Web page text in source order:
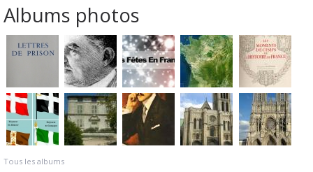
Albums photos
Tous les albums